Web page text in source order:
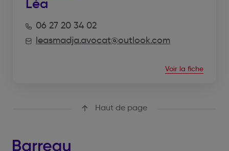
Léa
06 27 20 34 02
leasmadja.avocat@outlook.com
Voir la fiche
Haut de page